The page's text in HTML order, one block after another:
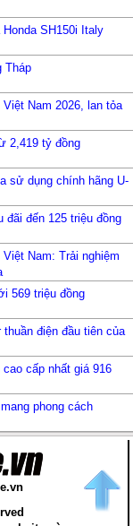
SH150i Italy
Tháp
Nam 2026, lan tỏa
2,419 tỷ đồng
sử dụng chính hãng U-
đến 125 triệu đồng
Nam: Trải nghiệm
569 triệu đồng
thuần điện đầu tiên của
cấp nhất giá 916
phong cách